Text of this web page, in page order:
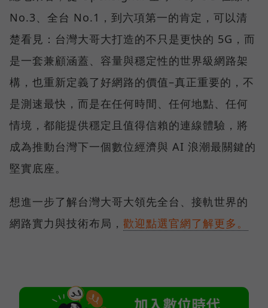
No.3、全台 No.1，到六項第一的肯定，可以清
楚看見：台灣大哥大打造的不只是更快的 5G，而
是一套兼顧涵蓋、容量與穩定性的世界級網路架
構，也重新定義了好網路的價值–真正重要的，不
是測速最快，而是在任何時間、任何地點、任何
情境，都能提供穩定且值得信賴的連線體驗，將
成為推動台灣下一個數位經濟與 AI 浪潮最關鍵的
堅實底座。
想進一步了解台灣大哥大領先全台、接軌世界的
網路實力與技術布局， 歡迎點選官網了解更多。